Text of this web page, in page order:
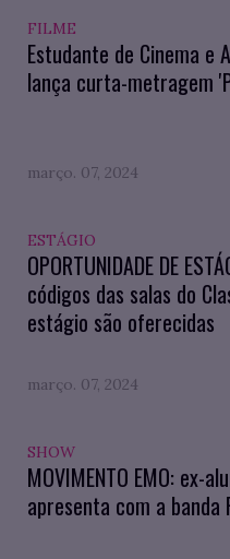
FILME
Estudante de Cinema e
lança curta-metragem
março. 07, 2024
ESTÁGIO
OPORTUNIDADE DE
códigos das salas do
estágio são oferecidas
março. 07, 2024
SHOW
MOVIMENTO EMO: ex-
apresenta com a banda